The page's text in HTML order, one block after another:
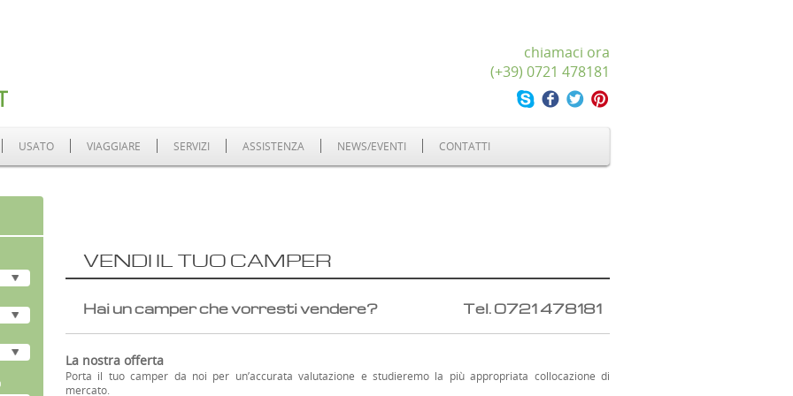
pesaro
Camper nuovi
chiamaci ora
(+39) 0721 478181
USATO VIAGGIARE SERVIZI ASSISTENZA NEWS/EVENTI CONTATTI
VENDI IL TUO CAMPER
Hai un camper che vorresti vendere? Tel.0721 478181
La nostra offerta
Porta il tuo camper da noi per un’accurata valutazione e studieremo la più appropriata collocazione di
mercato.